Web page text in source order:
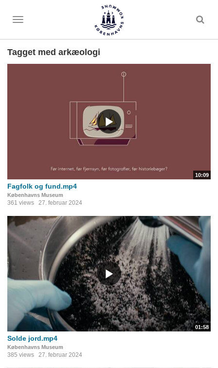
Toggle
Tagget med arkæologi
10:09
Fagfolk og fund.mp4
Københavns Museum
361 views 27. februar 2024
01:58
Solde jord.mp4
Københavns Museum
385 views 27. februar 2024